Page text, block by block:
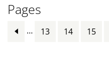
Pages
… 13 14 15